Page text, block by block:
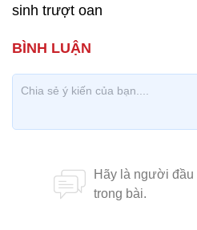
sinh trượt oan